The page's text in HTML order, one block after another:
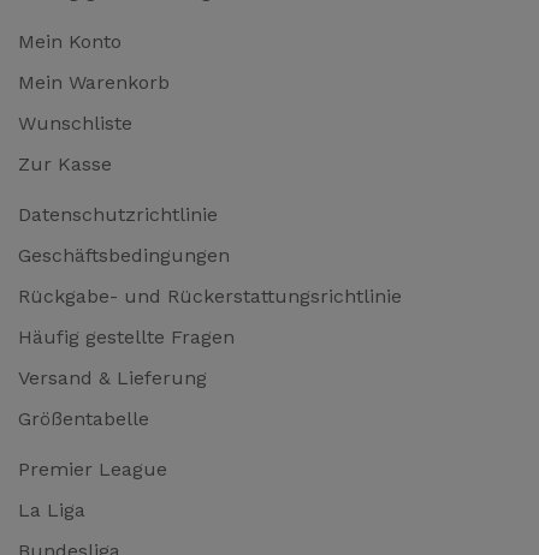
Mein Konto
Mein Warenkorb
Wunschliste
Zur Kasse
Datenschutzrichtlinie
Geschäftsbedingungen
Rückgabe- und Rückerstattungsrichtlinie
Häufig gestellte Fragen
Versand & Lieferung
Größentabelle
Premier League
La Liga